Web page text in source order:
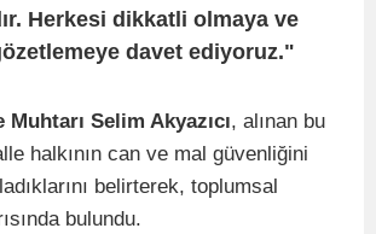
Herkesi dikkatli olmaya ve
davet ediyoruz."
Selim Akyazıcı, alınan bu
halkının can ve mal güvenliğini
belirterek, toplumsal
bulundu.